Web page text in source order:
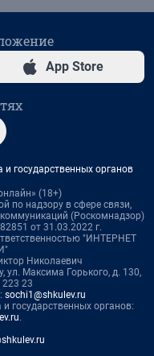
App Store
государственных органов
(18+)
по надзору в сфере связи,
(Роскомнадзор)
от 31.03.2022 г.
"ИНТЕРНЕТ
Николаевич
ул. Максима Горького, д. 130,
223 23
sochi1@shkulev.ru
государственных органов:
.